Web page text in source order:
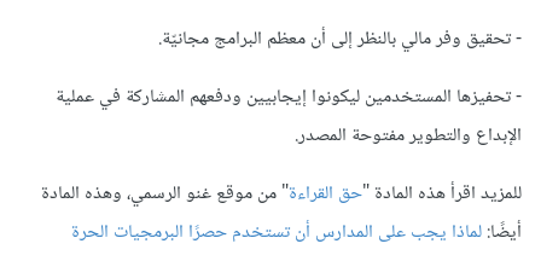
- تحقيق وفر مالي بالنظر إلى أن معظم البرامج مجانيّة.
- تحفيزها المستخدمين ليكونوا إيجابيين ودفعهم المشاركة في عملية
الإبداع والتطوير مفتوحة المصدر.
للمزيد اقرأ هذه المادة "حق القراءة" من موقع غنو الرسمي، وهذه المادة
أيضًا:لماذا يجب على المدارس أن تستخدم حصرًا البرمجيات الحرة